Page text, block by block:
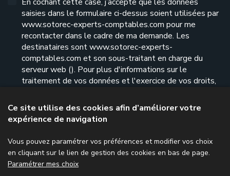
saisies dans le formulaire ci-dessus soient utilisées par
www.sotorec-experts-comptables.com pour me
recontacter dans le cadre de ma demande. Les
destinataires sont www.sotorec-experts-
comptables.com et son sous-traitant en charge du
serveur web (). Pour plus d'informations sur le
traitement de vos données et l'exercice de vos droits,
Envoyer le formulaire
Ce site utilise des cookies afin d’améliorer votre
expérience de navigation
Vous pouvez paramétrer vos préférences et modifier vos choix
en cliquant sur le lien de gestion des cookies en bas de page.
Paramétrer mes choix